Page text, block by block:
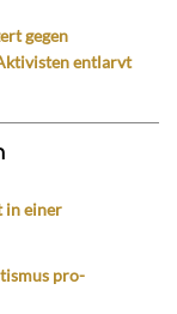
gegen
entlarvt
in einer
pro-